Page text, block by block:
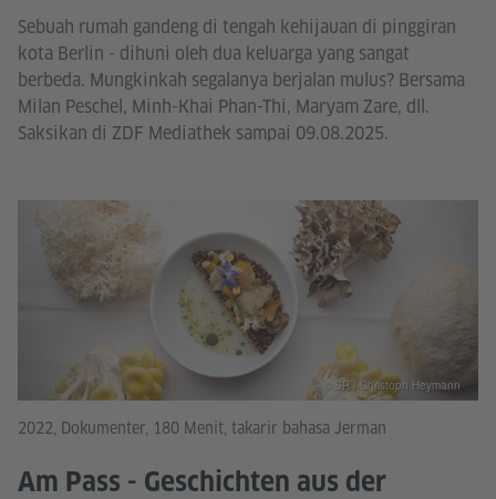
Sebuah rumah gandeng di tengah kehijauan di pinggiran
kota Berlin - dihuni oleh dua keluarga yang sangat
berbeda. Mungkinkah segalanya berjalan mulus? Bersama
Milan Peschel, Minh-Khai Phan-Thi, Maryam Zare, dll.
Saksikan di ZDF Mediathek sampai 09.08.2025.
2022, Dokumenter, 180 Menit, takarir bahasa Jerman
Am Pass - Geschichten aus der
© SR / Christoph Heymann